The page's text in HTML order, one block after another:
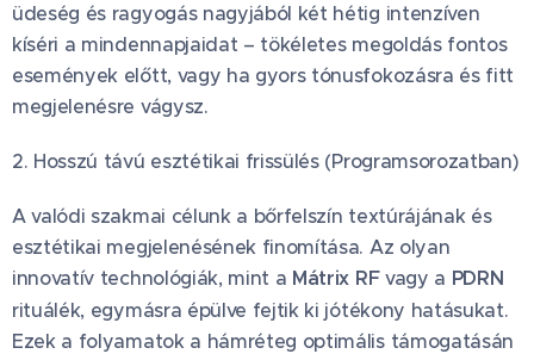
üdeség és ragyogás nagyjából két hétig intenzíven
kíséri a mindennapjaidat – tökéletes megoldás fontos
események előtt, vagy ha gyors tónusfokozásra és fitt
megjelenésre vágysz.
2. Hosszú távú esztétikai frissülés (Programsorozatban)
A valódi szakmai célunk a bőrfelszín textúrájának és
esztétikai megjelenésének finomítása. Az olyan
innovatív technológiák, mint a Mátrix RFvagy a PDRN
rituálék, egymásra épülve fejtik ki jótékony hatásukat.
Ezek a folyamatok a hámréteg optimális támogatásán